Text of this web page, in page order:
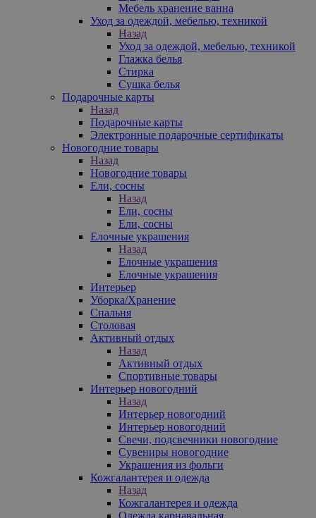
Мебель хранение ванна
Уход за одеждой, мебелью, техникой
Назад
Уход за одеждой, мебелью, техникой
Глажка белья
Стирка
Сушка белья
Подарочные карты
Назад
Подарочные карты
Электронные подарочные сертификаты
Новогодние товары
Назад
Новогодние товары
Ели, сосны
Назад
Ели, сосны
Ели, сосны
Елочные украшения
Назад
Елочные украшения
Елочные украшения
Интерьер
Уборка/Хранение
Спальня
Столовая
Активный отдых
Назад
Активный отдых
Спортивные товары
Интерьер новогодний
Назад
Интерьер новогодний
Интерьер новогодний
Свечи, подсвечники новогодние
Сувениры новогодние
Украшения из фольги
Кожгалантерея и одежда
Назад
Кожгалантерея и одежда
Одежда карнавальная